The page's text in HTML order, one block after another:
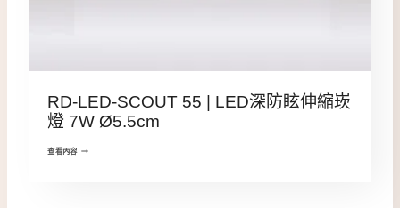
RD-LED-SCOUT 55 | LED深防眩伸縮崁
燈 7W Ø5.5cm
查看內容